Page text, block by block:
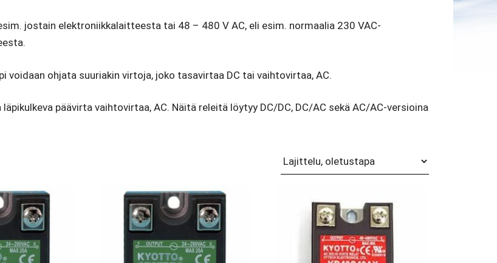
jostain elektroniikkalaitteesta tai 48 – 480 V AC, eli esim. normaalia 230 VAC-
voidaan ohjata suuriakin virtoja, joko tasavirtaa DC tai vaihtovirtaa, AC.
päävirta vaihtovirtaa, AC. Näitä releitä löytyy DC/DC, DC/AC sekä AC/AC-versioina